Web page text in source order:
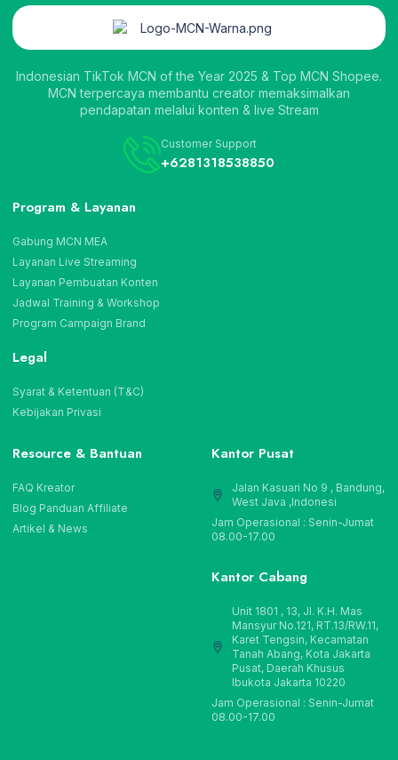
Indonesian TikTok MCN of the Year 2025 & Top MCN Shopee.
MCN terpercaya membantu creator memaksimalkan
pendapatan melalui konten & live Stream
Customer Support
+6281318538850
Program & Layanan
Gabung MCN MEA
Layanan Live Streaming
Layanan Pembuatan Konten
Jadwal Training & Workshop
Program Campaign Brand
Legal
Syarat & Ketentuan (T&C)
Kebijakan Privasi
Resource & Bantuan
FAQ Kreator
Blog Panduan Affiliate
Artikel & News
Kantor Pusat
Jalan Kasuari No 9 , Bandung,
West Java ,Indonesi
Jam Operasional : Senin-Jumat
08.00-17.00
Kantor Cabang
Unit 1801 , 13, Jl. K.H. Mas
Mansyur No.121, RT.13/RW.11,
Karet Tengsin, Kecamatan
Tanah Abang, Kota Jakarta
Pusat, Daerah Khusus
Ibukota Jakarta 10220
Jam Operasional : Senin-Jumat
08.00-17.00